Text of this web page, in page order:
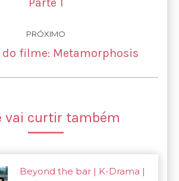
anterior:
PRÓXIMO
Próximo
do filme: Metamorphosis
vai curtir também
Beyond the bar | K-Drama |